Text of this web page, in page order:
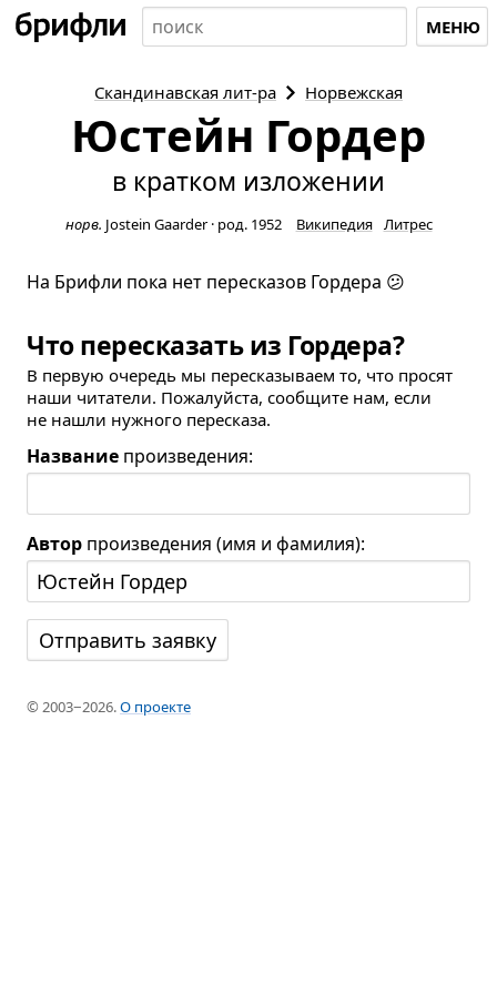
МЕНЮ
Скандинавская лит-ра Норвежская
Юстейн Гордер
в кратком изложении
норв. Jostein Gaarder· род. 1952 Википедия Литрес
На Брифли пока нет пересказов Гордера 😕
Что пересказать из Гордера?
В первую очередь мы пересказываем то, что просят
наши читатели. Пожалуйста, сообщите нам, если
не нашли нужного пересказа.
Название произведения:
Автор произведения (имя и фамилия):
© 2003−2026.О проекте